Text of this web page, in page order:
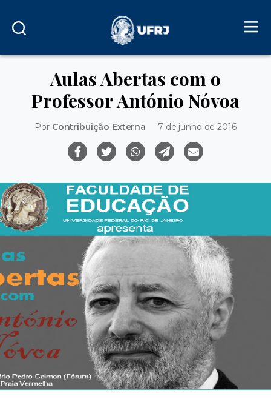
Aulas Abertas com o
Professor António Nóvoa
Por Contribuição Externa 7 de junho de 2016